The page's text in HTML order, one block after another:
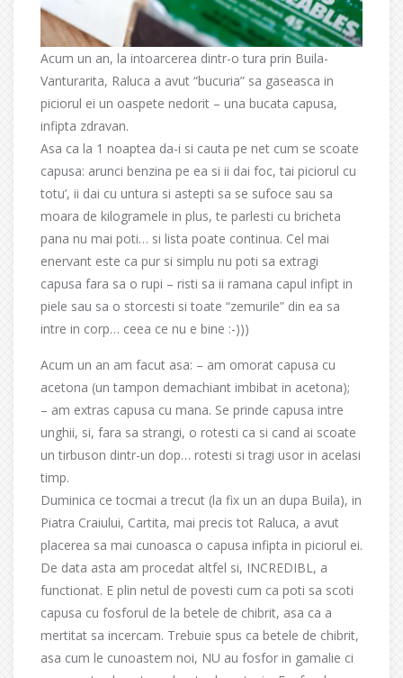
Acum un an, la intoarcerea dintr-o tura prin Buila-
Vanturarita, Raluca a avut “bucuria” sa gaseasca in
piciorul ei un oaspete nedorit – una bucata capusa,
infipta zdravan.
Asa ca la 1 noaptea da-i si cauta pe net cum se scoate
capusa: arunci benzina pe ea si ii dai foc, tai piciorul cu
totu’, ii dai cu untura si astepti sa se sufoce sau sa
moara de kilogramele in plus, te parlesti cu bricheta
pana nu mai poti… si lista poate continua. Cel mai
enervant este ca pur si simplu nu poti sa extragi
capusa fara sa o rupi – risti sa ii ramana capul infipt in
piele sau sa o storcesti si toate “zemurile” din ea sa
intre in corp… ceea ce nu e bine :-)))
Acum un an am facut asa: – am omorat capusa cu
acetona (un tampon demachiant imbibat in acetona);
– am extras capusa cu mana. Se prinde capusa intre
unghii, si, fara sa strangi, o rotesti ca si cand ai scoate
un tirbuson dintr-un dop… rotesti si tragi usor in acelasi
timp.
Duminica ce tocmai a trecut (la fix un an dupa Buila), in
Piatra Craiului, Cartita, mai precis tot Raluca, a avut
placerea sa mai cunoasca o capusa infipta in piciorul ei.
De data asta am procedat altfel si, INCREDIBL, a
functionat. E plin netul de povesti cum ca poti sa scoti
capusa cu fosforul de la betele de chibrit, asa ca a
mertitat sa incercam. Trebuie spus ca betele de chibrit,
asa cum le cunoastem noi, NU au fosfor in gamalie ci